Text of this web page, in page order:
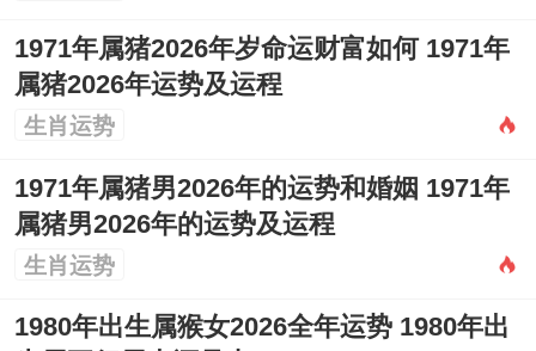
1971年属猪2026年岁命运财富如何 1971年
属猪2026年运势及运程
生肖运势
1971年属猪男2026年的运势和婚姻 1971年
属猪男2026年的运势及运程
生肖运势
1980年出生属猴女2026全年运势 1980年出